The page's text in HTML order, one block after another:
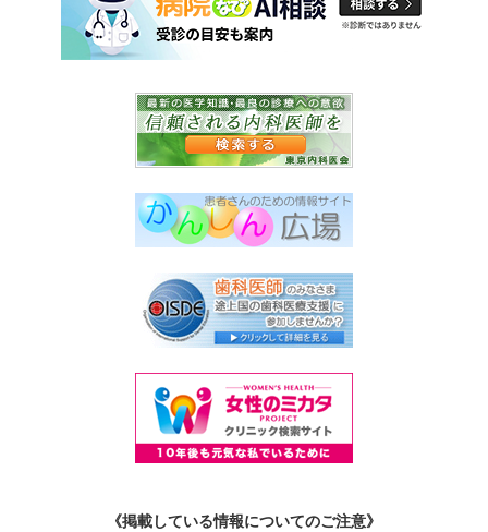
《掲載している情報についてのご注意》